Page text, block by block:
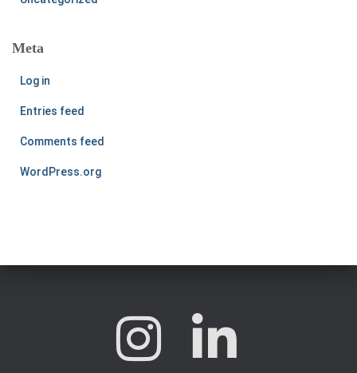
Meta
Log in
Entries feed
Comments feed
WordPress.org